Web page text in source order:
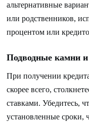
альтернативные
или родственников,
процентом или
Подводные камни
При получении
скорее всего,
ставками. Убедитесь,
установленные сроки,